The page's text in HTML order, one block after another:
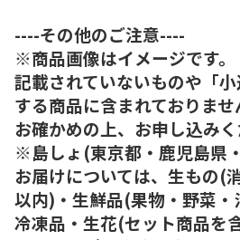
----その他のご注意----
※商品画像はイメージです
記載されていないものや「
する商品に含まれておりま
お確かめの上、お申し込みく
※島しょ(東京都・鹿児島県
お届けについては、生もの(
以内)・生鮮品(果物・野菜・
冷凍品・生花(セット商品を